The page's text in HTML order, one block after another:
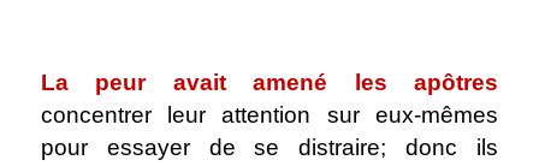
La peur avait amené les apôtres
concentrer leur attention sur eux-mêmes
pour essayer de se distraire; donc ils